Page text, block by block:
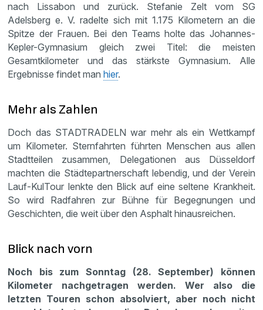
nach Lissabon und zurück. Stefanie Zelt vom SG
Adelsberg e. V. radelte sich mit 1.175 Kilometern an die
Spitze der Frauen. Bei den Teams holte das Johannes-
Kepler-Gymnasium gleich zwei Titel: die meisten
Gesamtkilometer und das stärkste Gymnasium. Alle
Ergebnisse findet manhier.
Mehr als Zahlen
Doch das STADTRADELN war mehr als ein Wettkampf
um Kilometer. Sternfahrten führten Menschen aus allen
Stadtteilen zusammen, Delegationen aus Düsseldorf
machten die Städtepartnerschaft lebendig, und der Verein
Lauf-KulTour lenkte den Blick auf eine seltene Krankheit.
So wird Radfahren zur Bühne für Begegnungen und
Geschichten, die weit über den Asphalt hinausreichen.
Blick nach vorn
Noch bis zum Sonntag (28. September) können
Kilometer nachgetragen werden. Wer also die
letzten Touren schon absolviert, aber noch nicht